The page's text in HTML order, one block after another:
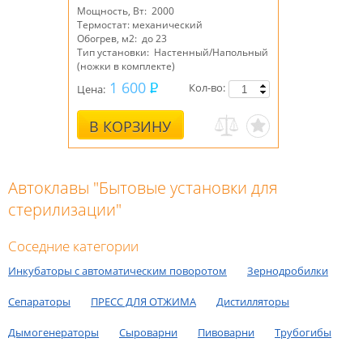
Мощность, Вт: 2000
Термостат: механический
Обогрев, м2: до 23
Тип установки: Настенный/Напольный
(ножки в комплекте)
Цена: 1 600
В КОРЗИНУ
Кол-во:
Автоклавы "Бытовые установки для
стерилизации"
Соседние категории
Инкубаторы с автоматическим поворотом Зернодробилки
Сепараторы ПРЕСС ДЛЯ ОТЖИМА Дистилляторы
Дымогенераторы Сыроварни Пивоварни Трубогибы